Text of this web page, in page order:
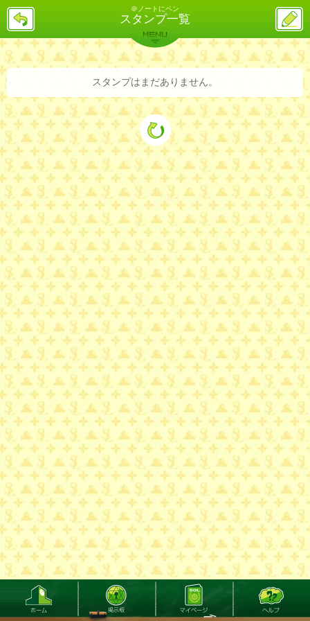
＠ノートにペン
スタンプ一覧
戻
ス
投
稿
バックナンバー 詳細検索 ランキング
MENU
スタンプはまだありません。